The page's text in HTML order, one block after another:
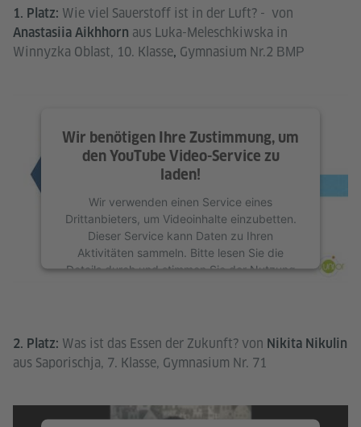
1. Platz: Wie viel Sauerstoff ist in der Luft? - von
Anastasiia Aikhhorn aus Luka-Meleschkiwska in
Winnyzka Oblast, 10. Klasse, Gymnasium Nr.2 ВМР
Wir benötigen Ihre Zustimmung, um
den YouTube Video-Service zu
laden!
Wir verwenden einen Service eines
Drittanbieters, um Videoinhalte einzubetten.
Dieser Service kann Daten zu Ihren
Aktivitäten sammeln. Bitte lesen Sie die
Details durch und stimmen Sie der Nutzung
Akzeptieren
2. Platz: Was ist das Essen der Zukunft? von Nikita Nikulin
aus Saporischja, 7. Klasse, Gymnasium Nr. 71